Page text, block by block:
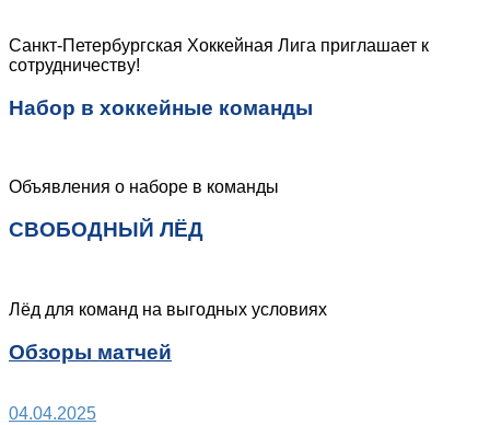
Санкт-Петербургская Хоккейная Лига приглашает к
сотрудничеству!
Набор в хоккейные команды
Объявления о наборе в команды
СВОБОДНЫЙ ЛЁД
Лёд для команд на выгодных условиях
Обзоры матчей
04.04.2025